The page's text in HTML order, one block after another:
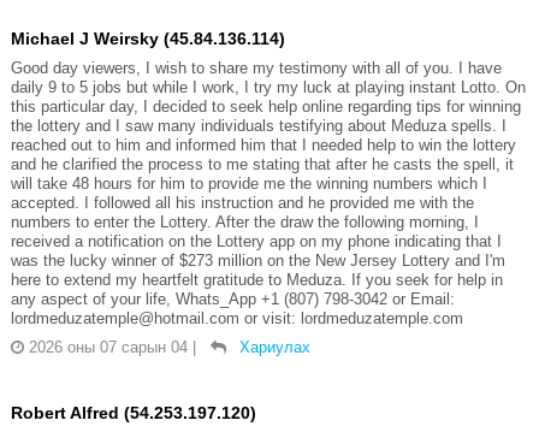
Michael J Weirsky (45.84.136.114)
Good day viewers, I wish to share my testimony with all of you. I have
daily 9 to 5 jobs but while I work, I try my luck at playing instant Lotto. On
this particular day, I decided to seek help online regarding tips for winning
the lottery and I saw many individuals testifying about Meduza spells. I
reached out to him and informed him that I needed help to win the lottery
and he clarified the process to me stating that after he casts the spell, it
will take 48 hours for him to provide me the winning numbers which I
accepted. I followed all his instruction and he provided me with the
numbers to enter the Lottery. After the draw the following morning, I
received a notification on the Lottery app on my phone indicating that I
was the lucky winner of $273 million on the New Jersey Lottery and I'm
here to extend my heartfelt gratitude to Meduza. If you seek for help in
any aspect of your life, Whats_App +1 (807) 798-3042 or Email:
lordmeduzatemple@hotmail.com or visit: lordmeduzatemple.com
2026 оны 07 сарын 04
Хариулах
Robert Alfred (54.253.197.120)